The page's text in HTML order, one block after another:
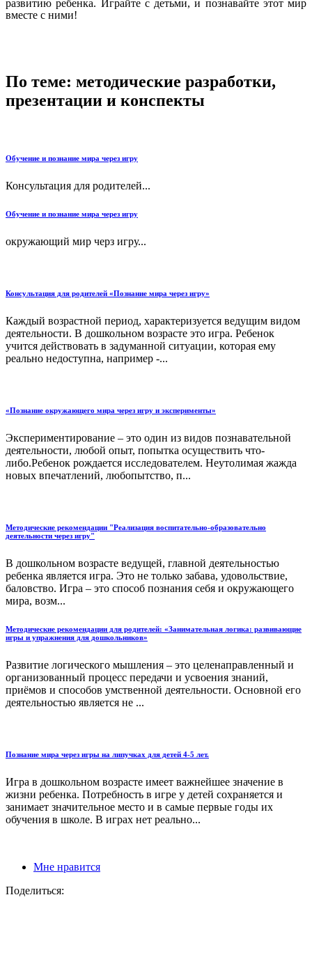
развитию ребенка. Играйте с детьми, и познавайте этот мир
вместе с ними!
По теме: методические разработки,
презентации и конспекты
Обучение и познание мира через игру
Консультация для родителей...
Обучение и познание мира через игру
окружающий мир черз игру...
Консультация для родителей «Познание мира через игру»
Каждый возрастной период, характеризуется ведущим видом
деятельности. В дошкольном возрасте это игра. Ребенок
учится действовать в задуманной ситуации, которая ему
реально недоступна, например -...
«Познание окружающего мира через игру и эксперименты»
Экспериментирование – это один из видов познавательной
деятельности, любой опыт, попытка осуществить что-
либо.Ребенок рождается исследователем. Неутолимая жажда
новых впечатлений, любопытство, п...
Методические рекомендации "Реализация воспитательно-образовательно
деятельности через игру"
В дошкольном возрасте ведущей, главной деятельностью
ребенка является игра. Это не только забава, удовольствие,
баловство. Игра – это способ познания себя и окружающего
мира, возм...
Методические рекомендации для родителей: «Занимательная логика: развивающие
игры и упражнения для дошкольников»
Развитие логического мышления – это целенаправленный и
организованный процесс передачи и усвоения знаний,
приёмов и способов умственной деятельности. Основной его
деятельностью является не ...
Познание мира через игры на липучках для детей 4-5 лет.
Игра в дошкольном возрасте имеет важнейшее значение в
жизни ребенка. Потребность в игре у детей сохраняется и
занимает значительное место и в самые первые годы их
обучения в школе. В играх нет реально...
Мне нравится
Поделиться: